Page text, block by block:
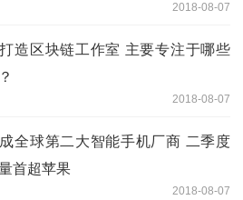
2018-08-07
造区块链工作室 主要专注于哪些
2018-08-07
全球第二大智能手机厂商 二季度
首超苹果
2018-08-07